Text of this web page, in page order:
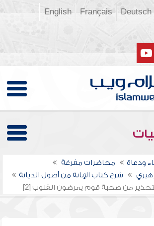
Deutsch
Français
English
ودعاة
محاضرات مفرغة
شرح كتاب الإبانة من أصول الديانة
من صحبة قوم يمرضون القلوب [2]